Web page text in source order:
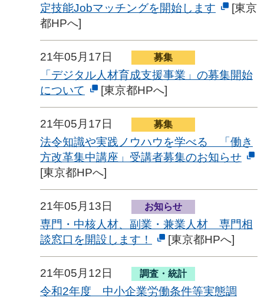
定技能Jobマッチングを開始します
[東京
都HPへ]
21年05月17日 募集
「デジタル人材育成支援事業」の募集開始
について
[東京都HPへ]
21年05月17日 募集
法令知識や実践ノウハウを学べる 「働き
方改革集中講座」受講者募集のお知らせ
[東京都HPへ]
21年05月13日 お知らせ
専門・中核人材、副業・兼業人材 専門相
談窓口を開設します！
[東京都HPへ]
21年05月12日 調査・統計
令和2年度 中小企業労働条件等実態調